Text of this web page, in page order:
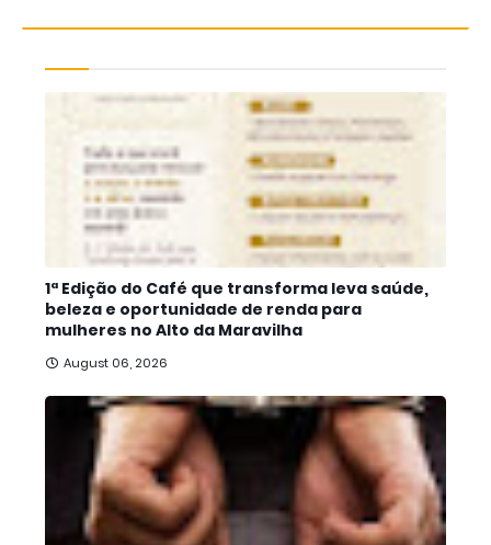
1ª Edição do Café que transforma leva saúde,
beleza e oportunidade de renda para
mulheres no Alto da Maravilha
August 06, 2026